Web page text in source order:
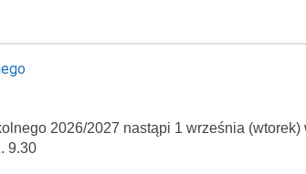
2026/2027 nastąpi 1 września (wtorek)
9.30